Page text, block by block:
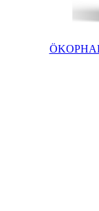
Wichtige Hinweise:
gesunde
nicht überschreiten.